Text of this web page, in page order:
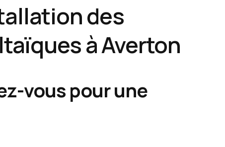
des
à Averton
vous pour une